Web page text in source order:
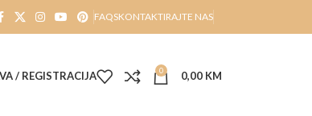
FAQSKONTAKTIRAJTE NAS
/ REGISTRACIJA 0 0,00 KM